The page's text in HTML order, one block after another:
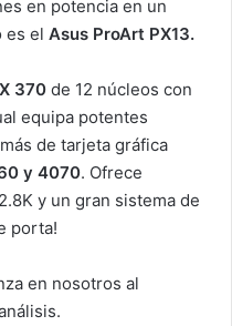
en potencia en un
es el Asus ProArt PX13.
370 de 12 núcleos con
equipa potentes
de tarjeta gráfica
y 4070. Ofrece
y un gran sistema de
porta!
en nosotros al